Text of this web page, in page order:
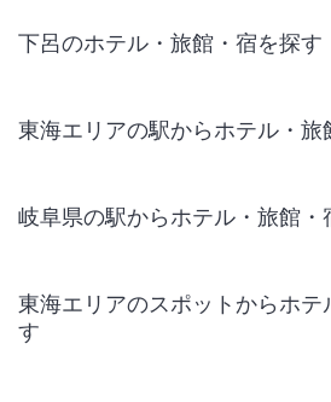
下呂のホテル・旅館・宿を探す
東海エリアの駅からホテル・旅
岐阜県の駅からホテル・旅館・
東海エリアのスポットからホテ
す